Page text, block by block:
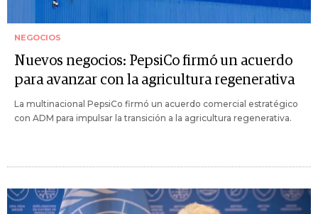
NEGOCIOS
Nuevos negocios: PepsiCo firmó un acuerdo
para avanzar con la agricultura regenerativa
La multinacional PepsiCo firmó un acuerdo comercial estratégico
con ADM para impulsar la transición a la agricultura regenerativa.